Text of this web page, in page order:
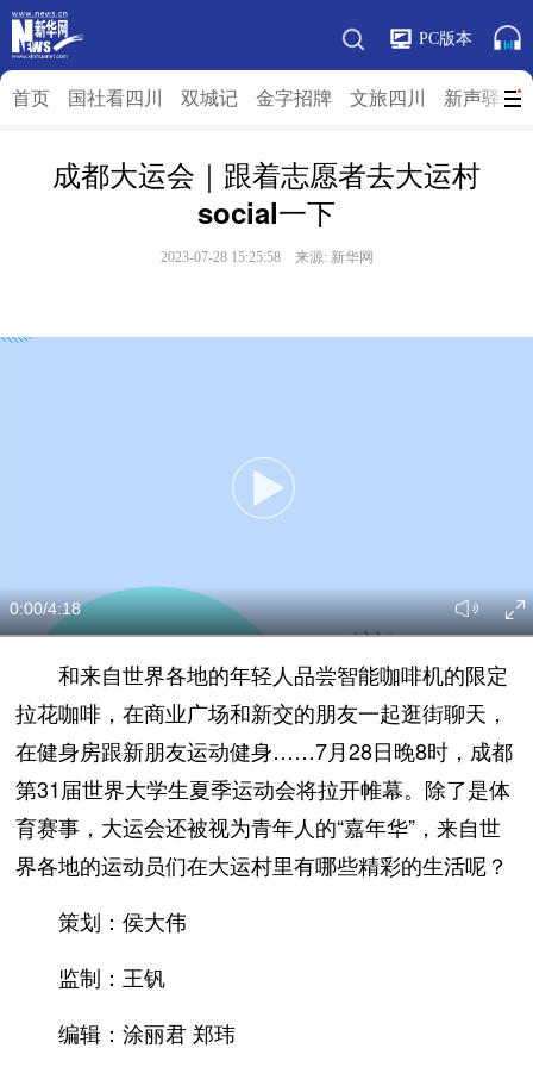
PC版本
首页 国社看四川 双城记 金字招牌 文旅四川 新声驿站
成都大运会｜跟着志愿者去大运村
social一下
2023-07-28 15:25:58 来源: 新华网
0:00/4:18
和来自世界各地的年轻人品尝智能咖啡机的限定
拉花咖啡，在商业广场和新交的朋友一起逛街聊天，
在健身房跟新朋友运动健身……7月28日晚8时，成都
第31届世界大学生夏季运动会将拉开帷幕。除了是体
育赛事，大运会还被视为青年人的“嘉年华”，来自世
界各地的运动员们在大运村里有哪些精彩的生活呢？
策划：侯大伟
监制：王钒
编辑：涂丽君 郑玮